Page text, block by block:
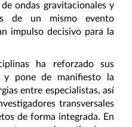
ondas gravitacionales y
de un mismo evento
impulso decisivo para la
ha reforzado sus
y pone de manifiesto la
entre especialistas, así
transversales
de forma integrada. En